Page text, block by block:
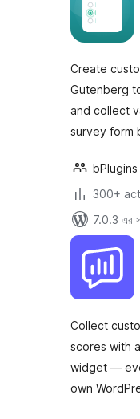
Create
Gutenberg
and collect
survey form
bPlugins
300+
7.0.3 এর
Collect
scores with
widget —
own